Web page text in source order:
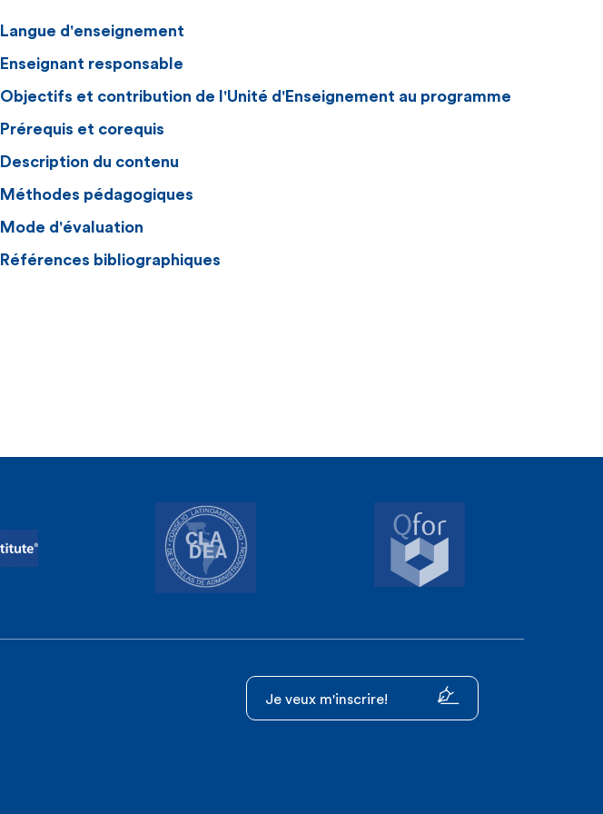
Langue d'enseignement
Enseignant responsable
Objectifs et contribution de l'Unité d'Enseignement au programme
Prérequis et corequis
Description du contenu
Méthodes pédagogiques
Mode d'évaluation
Références bibliographiques
Je veux m'inscrire!